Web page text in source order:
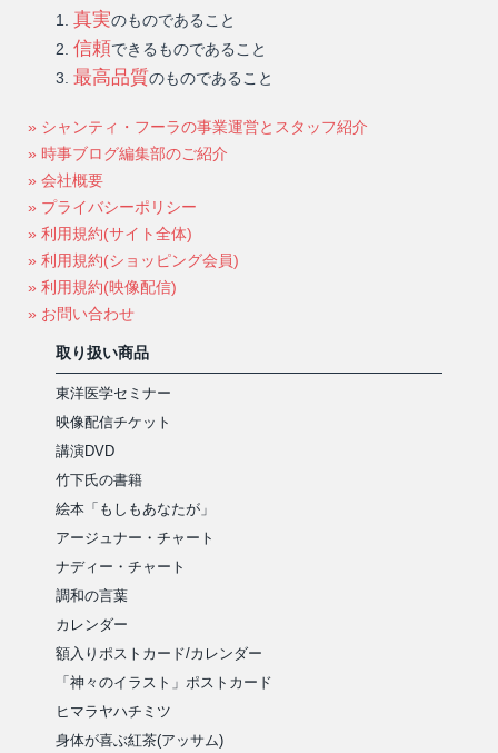
真実のものであること
信頼できるものであること
最高品質のものであること
» シャンティ・フーラの事業運営とスタッフ紹介
» 時事ブログ編集部のご紹介
» 会社概要
» プライバシーポリシー
» 利用規約(サイト全体)
» 利用規約(ショッピング会員)
» 利用規約(映像配信)
» お問い合わせ
取り扱い商品
東洋医学セミナー
映像配信チケット
講演DVD
竹下氏の書籍
絵本「もしもあなたが」
アージュナー・チャート
ナディー・チャート
調和の言葉
カレンダー
額入りポストカード/カレンダー
「神々のイラスト」ポストカード
ヒマラヤハチミツ
身体が喜ぶ紅茶(アッサム)